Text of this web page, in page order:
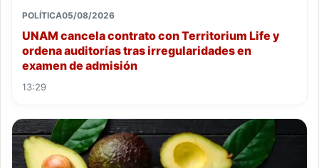
POLÍTICA05/08/2026
UNAM cancela contrato con Territorium Life y
ordena auditorías tras irregularidades en
examen de admisión
13:29